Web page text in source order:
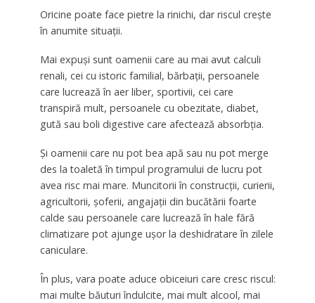
Oricine poate face pietre la rinichi, dar riscul crește
în anumite situații.
Mai expuși sunt oamenii care au mai avut calculi
renali, cei cu istoric familial, bărbații, persoanele
care lucrează în aer liber, sportivii, cei care
transpiră mult, persoanele cu obezitate, diabet,
gută sau boli digestive care afectează absorbția.
Și oamenii care nu pot bea apă sau nu pot merge
des la toaletă în timpul programului de lucru pot
avea risc mai mare. Muncitorii în construcții, curierii,
agricultorii, șoferii, angajații din bucătării foarte
calde sau persoanele care lucrează în hale fără
climatizare pot ajunge ușor la deshidratare în zilele
caniculare.
În plus, vara poate aduce obiceiuri care cresc riscul:
mai multe băuturi îndulcite, mai mult alcool, mai